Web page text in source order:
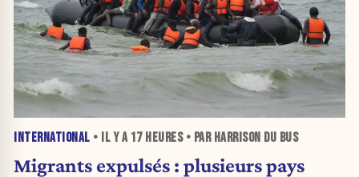
INTERNATIONAL • IL Y A 17 HEURES• PAR HARRISON DU BUS
Migrants expulsés : plusieurs pays